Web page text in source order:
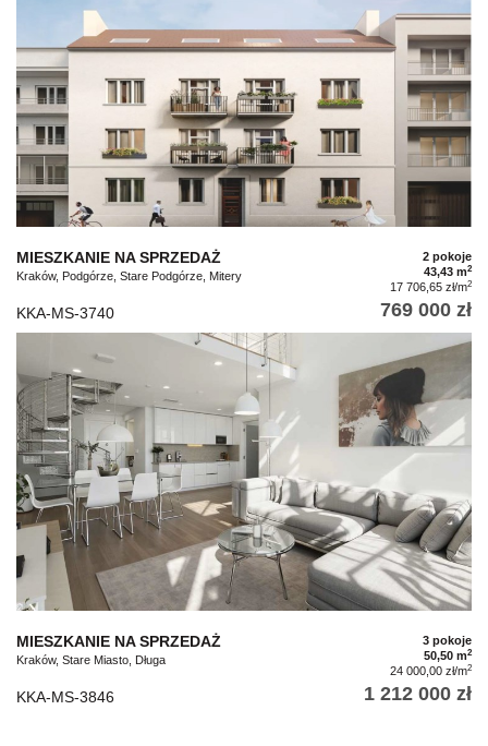
MIESZKANIE NA SPRZEDAŻ
Kraków, Podgórze, Stare Podgórze, Mitery
2 pokoje
43,43 m2
17 706,65 zł/m2
KKA-MS-3740 769 000 zł
MIESZKANIE NA SPRZEDAŻ
Kraków, Stare Miasto, Długa
3 pokoje
50,50 m2
24 000,00 zł/m2
KKA-MS-3846 1 212 000 zł